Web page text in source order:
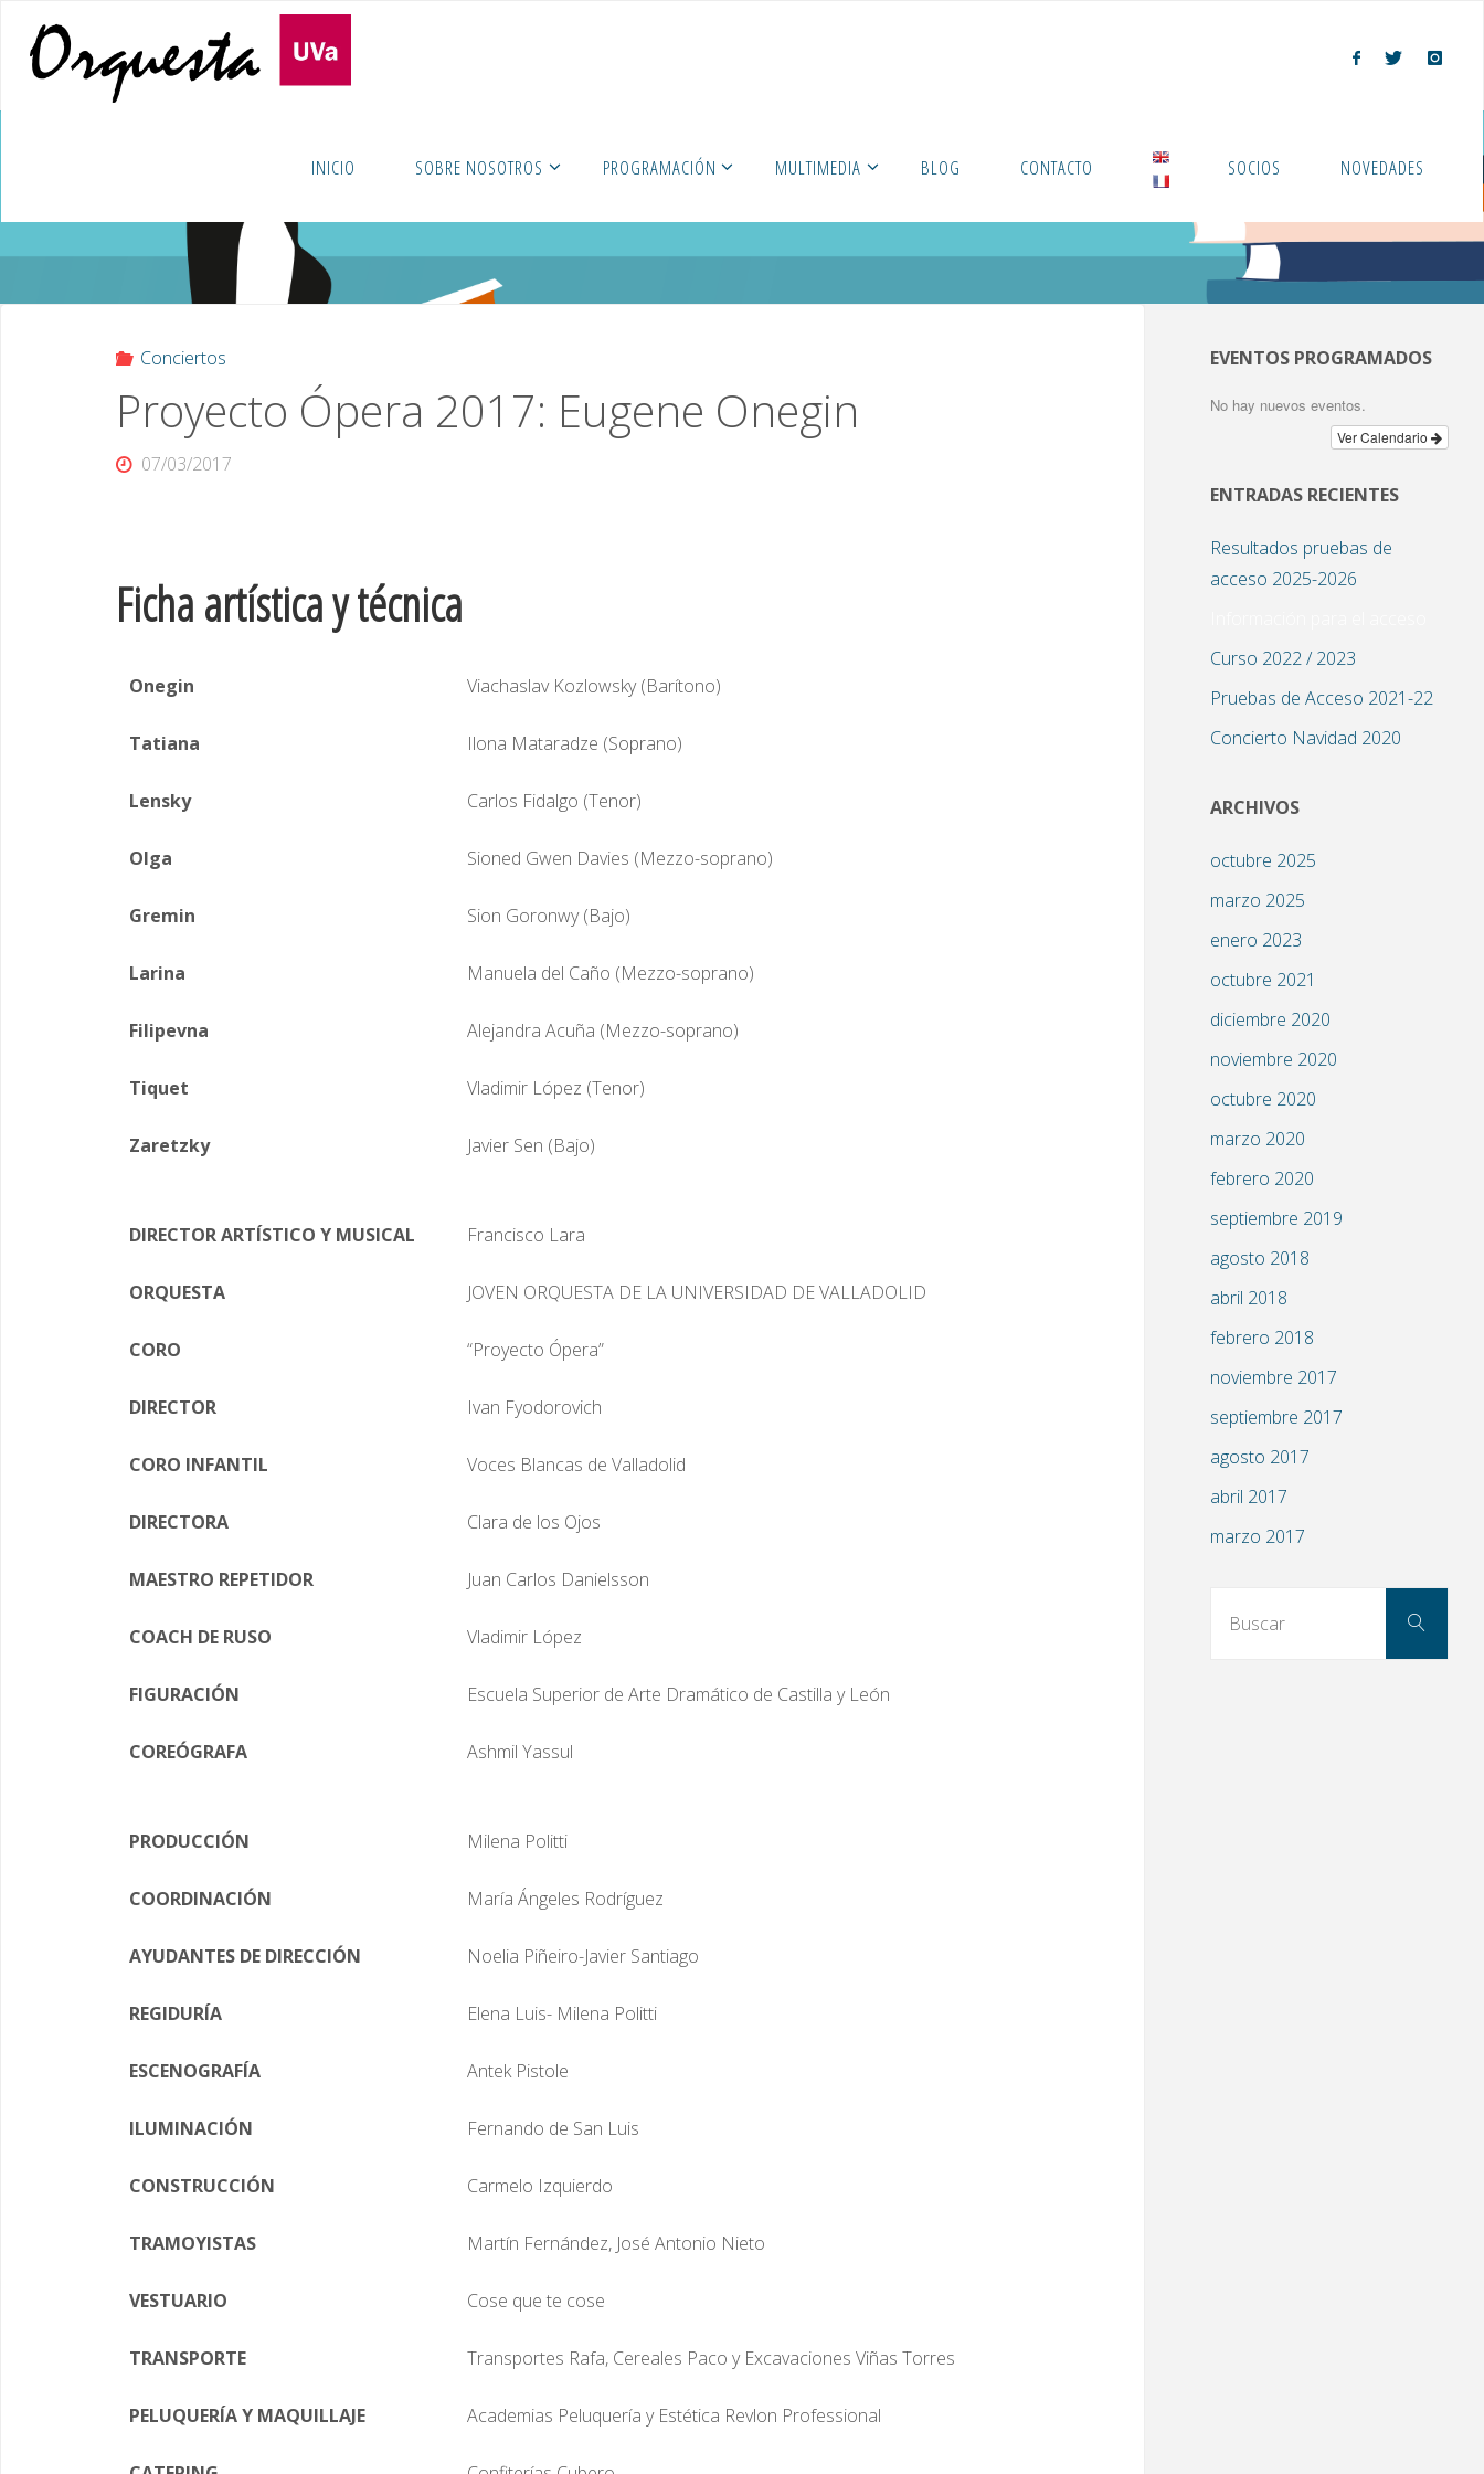
contenido
INICIO SOBRE NOSOTROS PROGRAMACIÓN MULTIMEDIA BLOG CONTACTO SOCIOS NOVEDADES
Conciertos
Proyecto Ópera 2017: Eugene Onegin
07/03/2017
Ficha artística y técnica
Onegin Viachaslav Kozlowsky (Barítono)
Tatiana Ilona Mataradze (Soprano)
Lensky Carlos Fidalgo (Tenor)
Olga Sioned Gwen Davies (Mezzo-soprano)
Gremin Sion Goronwy (Bajo)
Larina Manuela del Caño (Mezzo-soprano)
Filipevna Alejandra Acuña (Mezzo-soprano)
Tiquet Vladimir López (Tenor)
Zaretzky Javier Sen (Bajo)
DIRECTOR ARTÍSTICO Y MUSICAL Francisco Lara
ORQUESTA JOVEN ORQUESTA DE LA UNIVERSIDAD DE VALLADOLID
CORO “Proyecto Ópera”
DIRECTOR Ivan Fyodorovich
CORO INFANTIL Voces Blancas de Valladolid
DIRECTORA Clara de los Ojos
MAESTRO REPETIDOR Juan Carlos Danielsson
COACH DE RUSO Vladimir López
FIGURACIÓN Escuela Superior de Arte Dramático de Castilla y León
COREÓGRAFA Ashmil Yassul
PRODUCCIÓN Milena Politti
COORDINACIÓN María Ángeles Rodríguez
AYUDANTES DE DIRECCIÓN Noelia Piñeiro-Javier Santiago
REGIDURÍA Elena Luis- Milena Politti
ESCENOGRAFÍA Antek Pistole
ILUMINACIÓN Fernando de San Luis
CONSTRUCCIÓN Carmelo Izquierdo
TRAMOYISTAS Martín Fernández, José Antonio Nieto
VESTUARIO Cose que te cose
TRANSPORTE Transportes Rafa, Cereales Paco y Excavaciones Viñas Torres
PELUQUERÍA Y MAQUILLAJE Academias Peluquería y Estética Revlon Professional
EVENTOS PROGRAMADOS
No hay nuevos eventos.
Ver Calendario
ENTRADAS RECIENTES
Resultados pruebas de
acceso 2025-2026
Curso 2022 / 2023
Pruebas de Acceso 2021-22
Concierto Navidad 2020
ARCHIVOS
octubre 2025
marzo 2025
enero 2023
octubre 2021
diciembre 2020
noviembre 2020
octubre 2020
marzo 2020
febrero 2020
septiembre 2019
agosto 2018
abril 2018
febrero 2018
noviembre 2017
septiembre 2017
agosto 2017
abril 2017
marzo 2017
Buscar